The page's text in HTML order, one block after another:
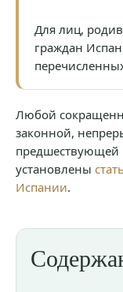
Для лиц,
граждан
Любой
законной,
предшествующей
установлены
Испании.